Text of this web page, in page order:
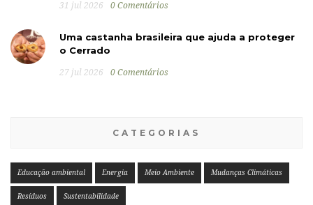
31 jul 2026 0 Comentários
Uma castanha brasileira que ajuda a proteger
o Cerrado
27 jul 2026 0 Comentários
CATEGORIAS
Educação ambiental Energia Meio Ambiente Mudanças Climáticas
Resíduos Sustentabilidade